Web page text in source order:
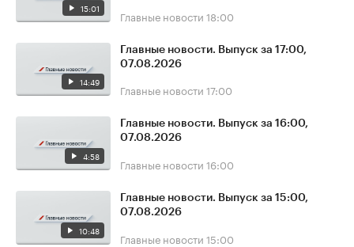
15:01 Главные новости 18:00
14:49
Главные новости. Выпуск за 17:00,
07.08.2026
Главные новости 17:00
4:58
Главные новости. Выпуск за 16:00,
07.08.2026
Главные новости 16:00
10:48
Главные новости. Выпуск за 15:00,
07.08.2026
Главные новости 15:00